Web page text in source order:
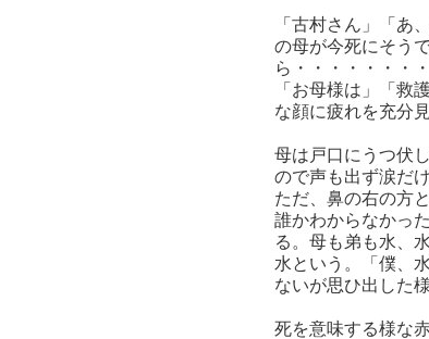
「古村さん」「あ
の母が今死にそう
ら・・・・・・・
「お母様は」「救
な顔に疲れを充分
母は戸口にうつ伏
ので声も出ず涙だ
ただ、鼻の右の方
誰かわからなかっ
る。母も弟も水、
水という。「僕、
ないが思ひ出した
死を意味する様な